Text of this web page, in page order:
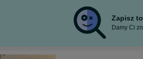
Zapisz
Damy Ci